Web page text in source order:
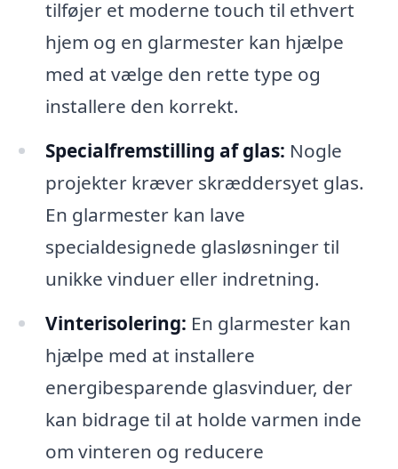
tilføjer et moderne touch til ethvert
hjem og en glarmester kan hjælpe
med at vælge den rette type og
installere den korrekt.
Specialfremstilling af glas: Nogle
projekter kræver skræddersyet glas.
En glarmester kan lave
specialdesignede glasløsninger til
unikke vinduer eller indretning.
Vinterisolering: En glarmester kan
hjælpe med at installere
energibesparende glasvinduer, der
kan bidrage til at holde varmen inde
om vinteren og reducere